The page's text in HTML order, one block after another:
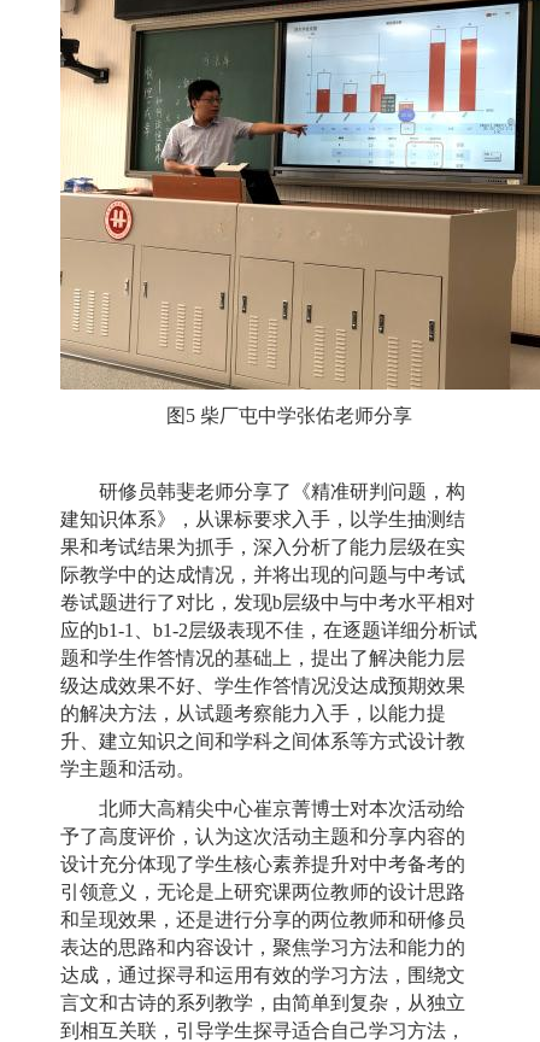
图5 柴厂屯中学张佑老师分享
研修员韩斐老师分享了《精准研判问题，构
建知识体系》，从课标要求入手，以学生抽测结
果和考试结果为抓手，深入分析了能力层级在实
际教学中的达成情况，并将出现的问题与中考试
卷试题进行了对比，发现b层级中与中考水平相对
应的b1-1、b1-2层级表现不佳，在逐题详细分析试
题和学生作答情况的基础上，提出了解决能力层
级达成效果不好、学生作答情况没达成预期效果
的解决方法，从试题考察能力入手，以能力提
升、建立知识之间和学科之间体系等方式设计教
学主题和活动。
北师大高精尖中心崔京菁博士对本次活动给
予了高度评价，认为这次活动主题和分享内容的
设计充分体现了学生核心素养提升对中考备考的
引领意义，无论是上研究课两位教师的设计思路
和呈现效果，还是进行分享的两位教师和研修员
表达的思路和内容设计，聚焦学习方法和能力的
达成，通过探寻和运用有效的学习方法，围绕文
言文和古诗的系列教学，由简单到复杂，从独立
到相互关联，引导学生探寻适合自己学习方法，